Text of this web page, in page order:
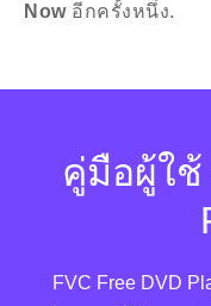
Nowอีกครั้งหนึ่ง.
คู่มือผู้ใช้
FVC Free DVD